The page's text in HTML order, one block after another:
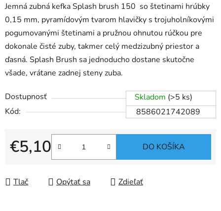
Jemná zubná kefka Splash brush 150 so štetinami hrúbky
0,15 mm, pyramídovým tvarom hlavičky s trojuholníkovými
pogumovanými štetinami a pružnou ohnutou rúčkou pre
dokonale čisté zuby, takmer celý medzizubný priestor a
ďasná. Splash Brush sa jednoducho dostane skutočne
všade, vrátane zadnej steny zuba.
Dostupnosť Skladom (>5 ks)
Kód:
8586021742089
€5,10
Jednotková cena:
DO KOŠÍKA
Tlač Opýtať sa Zdieľať